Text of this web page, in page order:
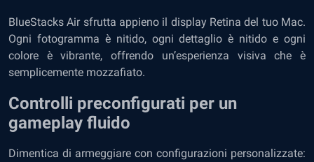
BlueStacks Air sfrutta appieno il display Retina del tuo Mac.
Ogni fotogramma è nitido, ogni dettaglio è nitido e ogni
colore è vibrante, offrendo un’esperienza visiva che è
semplicemente mozzafiato.
Controlli preconfigurati per un
gameplay fluido
Dimentica di armeggiare con configurazioni personalizzate: